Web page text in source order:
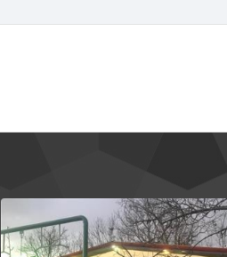
1000 متر باغ ویلا در منطقه باغ ویلایی سر سبز
شهریار 150 متر ویلا یک خوابه نوساز با آشپزخانه
شده استخر با تاسیسات کامل آب گرم و